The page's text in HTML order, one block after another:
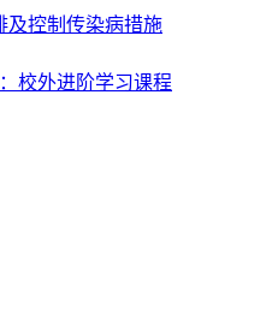
及控制传染病措施
校外进阶学习课程